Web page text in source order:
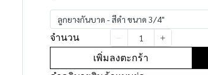
ลูกยางกันบาด - สีดำ ขนาด 3/4"
จำนวน
เพิ่มลงตะกร้า